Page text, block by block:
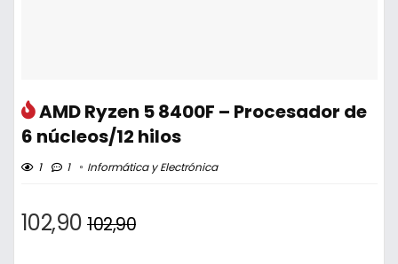
AMD Ryzen 5 8400F – Procesador de
6 núcleos/12 hilos
1 1 Informática y Electrónica
102,90 102,90